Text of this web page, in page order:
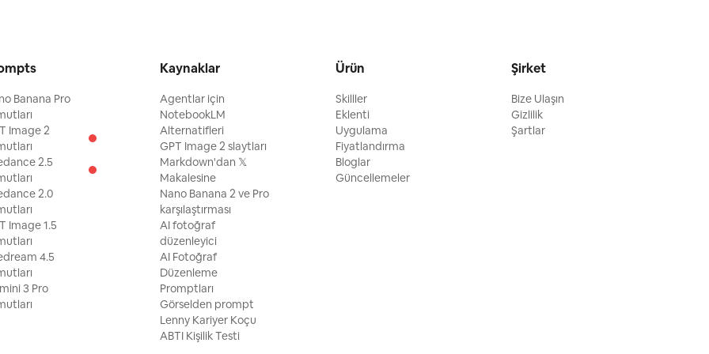
Banana Pro
Image 2
2.5
2.0
Image 1.5
4.5
3 Pro
Kaynaklar
Agentlar için
NotebookLM
Alternatifleri
GPT Image 2 slaytları
Markdown'dan 𝕏
Makalesine
Nano Banana 2 ve Pro
karşılaştırması
AI fotoğraf
düzenleyici
AI Fotoğraf
Düzenleme
Promptları
Görselden prompt
Lenny Kariyer Koçu
ABTI Kişilik Testi
Ürün
Skilller
Eklenti
Uygulama
Fiyatlandırma
Bloglar
Güncellemeler
Şirket
Bize Ulaşın
Gizlilik
Şartlar